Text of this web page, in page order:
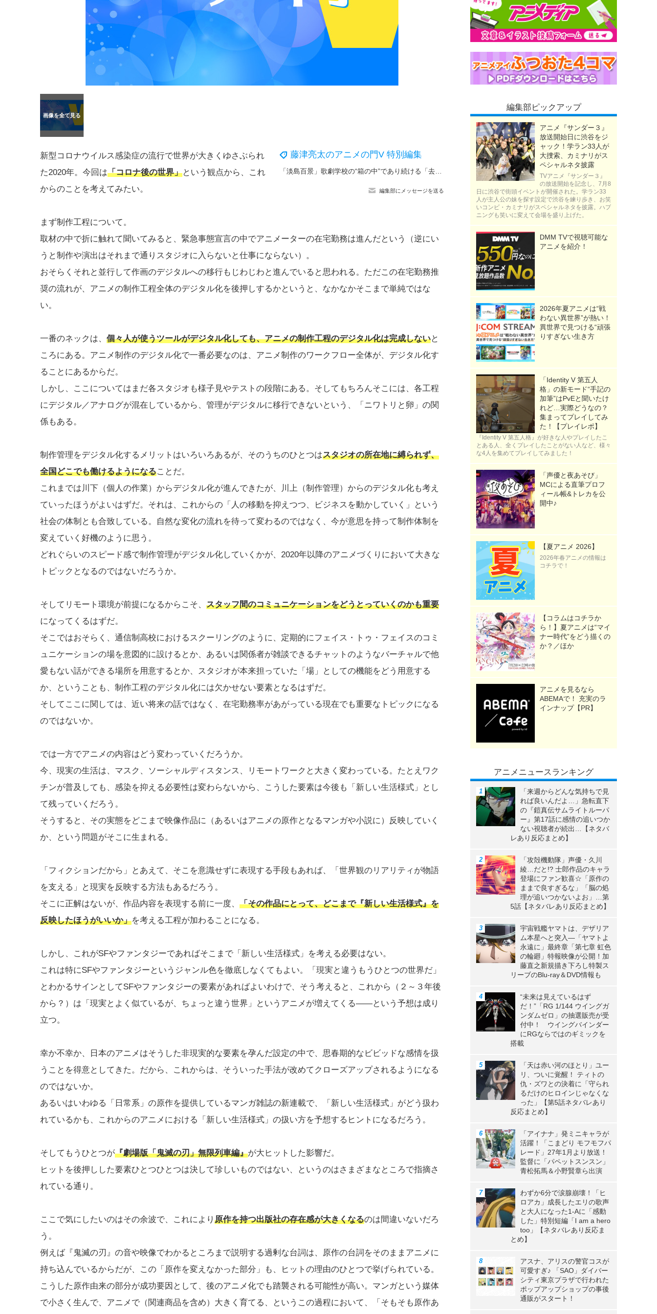
藤津亮太のアニメの門V 特別編集
編集部にメッセージを送る
新型コロナウイルス感染症の流行で世界が大きくゆさぶられ
た2020年。今回は「コロナ後の世界」という観点から、これ
からのことを考えてみたい。
まず制作工程について。
取材の中で折に触れて聞いてみると、緊急事態宣言の中でアニメーターの在宅勤務は進んだという（逆にい
うと制作や演出はそれまで通りスタジオに入らないと仕事にならない）。
おそらくそれと並行して作画のデジタルへの移行もじわじわと進んでいると思われる。ただこの在宅勤務推
奨の流れが、アニメの制作工程全体のデジタル化を後押しするかというと、なかなかそこまで単純ではな
い。
一番のネックは、 個々人が使うツールがデジタル化しても、アニメの制作工程のデジタル化は完成しないと
ころにある。アニメ制作のデジタル化で一番必要なのは、アニメ制作のワークフロー全体が、デジタル化す
ることにあるからだ。
しかし、ここについてはまだ各スタジオも様子見やテストの段階にある。そしてもちろんそこには、各工程
にデジタル／アナログが混在しているから、管理がデジタルに移行できないという、「ニワトリと卵」の関
係もある。
制作管理をデジタル化するメリットはいろいろあるが、そのうちのひとつはスタジオの所在地に縛られず、
全国どこでも働けるようになることだ。
これまでは川下（個人の作業）からデジタル化が進んできたが、川上（制作管理）からのデジタル化も考え
ていったほうがよいはずだ。それは、これからの「人の移動を抑えつつ、ビジネスを動かしていく」という
社会の体制とも合致している。自然な変化の流れを待って変わるのではなく、今が意思を持って制作体制を
変えていく好機のように思う。
どれぐらいのスピード感で制作管理がデジタル化していくかが、2020年以降のアニメづくりにおいて大きな
トピックとなるのではないだろうか。
そしてリモート環境が前提になるからこそ、 スタッフ間のコミュニケーションをどうとっていくのかも重要
になってくるはずだ。
そこではおそらく、通信制高校におけるスクーリングのように、定期的にフェイス・トゥ・フェイスのコミ
ュニケーションの場を意図的に設けるとか、あるいは関係者が雑談できるチャットのようなバーチャルで他
愛もない話ができる場所を用意するとか、スタジオが本来担っていた「場」としての機能をどう用意する
か、ということも、制作工程のデジタル化には欠かせない要素となるはずだ。
そしてここに関しては、近い将来の話ではなく、在宅勤務率があがっている現在でも重要なトピックになる
のではないか。
では一方でアニメの内容はどう変わっていくだろうか。
今、現実の生活は、マスク、ソーシャルディスタンス、リモートワークと大きく変わっている。たとえワク
チンが普及しても、感染を抑える必要性は変わらないから、こうした要素は今後も「新しい生活様式」とし
て残っていくだろう。
そうすると、その実態をどこまで映像作品に（あるいはアニメの原作となるマンガや小説に）反映していく
か、という問題がそこに生まれる。
「フィクションだから」とあえて、そこを意識せずに表現する手段もあれば、「世界観のリアリティが物語
を支える」と現実を反映する方法もあるだろう。
そこに正解はないが、作品内容を表現する前に一度、 「その作品にとって、どこまで『新しい生活様式』を
反映したほうがいいか」を考える工程が加わることになる。
しかし、これがSFやファンタジーであればそこまで「新しい生活様式」を考える必要はない。
これは特にSFやファンタジーというジャンル色を徹底しなくてもよい。「現実と違うもうひとつの世界だ」
とわかるサインとしてSFやファンタジーの要素があればよいわけで、そう考えると、これから（２～３年後
から？）は「現実とよく似ているが、ちょっと違う世界」というアニメが増えてくる――という予想は成り
立つ。
幸か不幸か、日本のアニメはそうした非現実的な要素を孕んだ設定の中で、思春期的なビビッドな感情を扱
うことを得意としてきた。だから、これからは、そういった手法が改めてクローズアップされるようになる
のではないか。
あるいはいわゆる「日常系」の原作を提供しているマンガ雑誌の新連載で、「新しい生活様式」がどう扱わ
れているかも、これからのアニメにおける「新しい生活様式」の扱い方を予想するヒントになるだろう。
そしてもうひとつが『劇場版「鬼滅の刃」無限列車編』が大ヒットした影響だ。
ヒットを後押しした要素ひとつひとつは決して珍しいものではない、というのはさまざまなところで指摘さ
れている通り。
ここで気にしたいのはその余波で、これにより 原作を持つ出版社の存在感が大きくなるのは間違いないだろ
う。
例えば『鬼滅の刃』の音や映像でわかるところまで説明する過剰な台詞は、原作の台詞をそのままアニメに
持ち込んでいるからだが、この「原作を変えなかった部分」も、ヒットの理由のひとつで挙げられている。
こうした原作由来の部分が成功要因として、後のアニメ化でも踏襲される可能性が高い。マンガという媒体
で小さく生んで、アニメで（関連商品を含め）大きく育てる、というこの過程において、「そもそも原作あ
編集部ピックアップ
アニメ『サンダー３』
放送開始日に渋谷をジ
ャック！学ラン33人が
大捜索、カミナリがス
ペシャルネタ披露
TVアニメ『サンダー３』
の放送開始を記念し、7月8
日に渋谷で街頭イベントが開催された。学ラン33
人が主人公の妹を探す設定で渋谷を練り歩き、お笑
いコンビ・カミナリがスペシャルネタを披露。ハプ
ニングも笑いに変えて会場を盛り上げた。
DMM TVで視聴可能な
アニメを紹介！
2026年夏アニメは“戦
わない異世界”が熱い！
異世界で見つける“頑張
りすぎない生き方
「Identity V 第五人
格」の新モード“手記の
加筆”はPvEと聞いたけ
れど…実際どうなの？
集まってプレイしてみ
た！【プレイレポ】
『Identity V 第五人格』が好きな人やプレイしたこ
とある人、全くプレイしたことがない人など、様々
な4人を集めてプレイしてみました！
「声優と夜あそび」
MCによる直筆プロフ
ィール帳&トレカを公
開中♪
【夏アニメ 2026】
2026年春アニメの情報は
コチラで！
【コラムはコチラか
ら！】夏アニメは“マイ
ナー時代”をどう描くの
か？／ほか
アニメを見るなら
ABEMAで！ 充実のラ
インナップ【PR】
アニメニュースランキング
「来週からどんな気持ちで見
れば良いんだよ…」急転直下
の『鎧真伝サムライトルーパ
ー』第17話に感情の追いつか
ない視聴者が続出…【ネタバ
レあり反応まとめ】
「攻殻機動隊」声優・久川
綾…だと!? 士郎作品のキャラ
登場にファン歓喜☆「原作の
ままで良すぎるな」「脳の処
理が追いつかないよお」…第
5話【ネタバレあり反応まとめ】
宇宙戦艦ヤマトは、デザリア
ム本星へと突入―「ヤマトよ
永遠に」最終章「第七章 虹色
の輪廻」特報映像が公開！加
藤直之新規描き下ろし特製ス
リーブのBlu-ray＆DVD情報も
“未来は見えているはず
だ！”「RG 1/144 ウイングガ
ンダムゼロ」の抽選販売が受
付中！ ウイングバインダー
にRGならではのギミックを
搭載
「天は赤い河のほとり」ユー
リ、ついに覚醒！ ティトの
仇・ズワとの決着に「守られ
るだけのヒロインじゃなくな
った」【第5話ネタバレあり
反応まとめ】
「アイナナ」発ミニキャラが
活躍！「こまどり モフモフパ
レード」27年1月より放送！
監督に「パペットスンスン」
青松拓馬＆小野賢章ら出演
わずか6分で涙腺崩壊！「ヒ
ロアカ」成長したエリの歌声
と大人になった1-Aに「感動
した」特別短編「I am a hero
too」【ネタバレあり反応ま
とめ】
アスナ、アリスの警官コスが
可愛すぎ♪ 「SAO」ダイバー
シティ東京プラザで行われた
ポップアップショップの事後
通販がスタート！